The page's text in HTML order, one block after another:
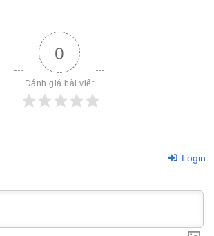
0
Đánh giá bài viết
Login